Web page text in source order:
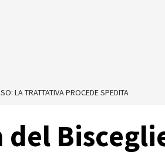
LA TRATTATIVA PROCEDE SPEDITA